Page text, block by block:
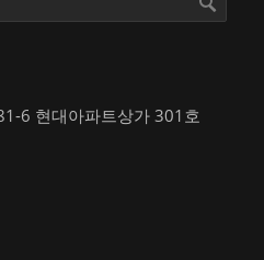
6 현대아파트상가 301호